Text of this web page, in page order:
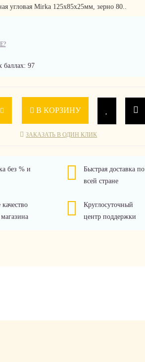
угловая Mirka 125х85х25мм, зерно 80..
баллах: 97
В КОРЗИНУ
ЗАКАЗАТЬ В ОДИН КЛИК
без % и
Быстрая доставка по
всей стране
Круглосуточный
центр поддержки